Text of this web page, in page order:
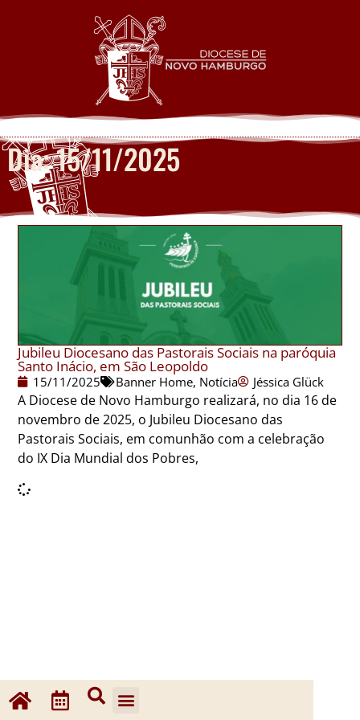
Dia: 15/11/2025
Jubileu Diocesano das Pastorais Sociais na paróquia
Santo Inácio, em São Leopoldo
15/11/2025 Banner Home, Notícia Jéssica Glück
A Diocese de Novo Hamburgo realizará, no dia 16 de
novembro de 2025, o Jubileu Diocesano das
Pastorais Sociais, em comunhão com a celebração
do IX Dia Mundial dos Pobres,